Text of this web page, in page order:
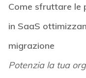
Come sfruttare le
in SaaS
migrazione
Potenzia la tua